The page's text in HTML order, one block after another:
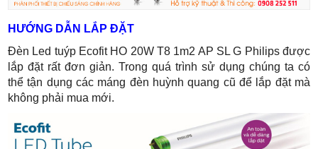
HƯỚNG DẪN LẮP ĐẶT
Đèn Led tuýp Ecofit HO 20W T8 1m2 AP SL G Philips được
lắp đặt rất đơn giản. Trong quá trình sử dụng chúng ta có
thể tận dụng các máng đèn huỳnh quang cũ để lắp đặt mà
không phải mua mới.